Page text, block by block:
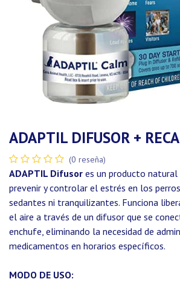
ADAPTIL DIFUSOR +
(0 reseña)
ADAPTIL Difusor es un producto natural
prevenir y controlar el estrés en los
sedantes ni tranquilizantes. Funciona
el aire a través de un difusor que se
enchufe, eliminando la necesidad de
medicamentos en horarios específicos.
MODO DE USO: